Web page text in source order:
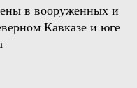
в вооруженных и
Кавказе и юге